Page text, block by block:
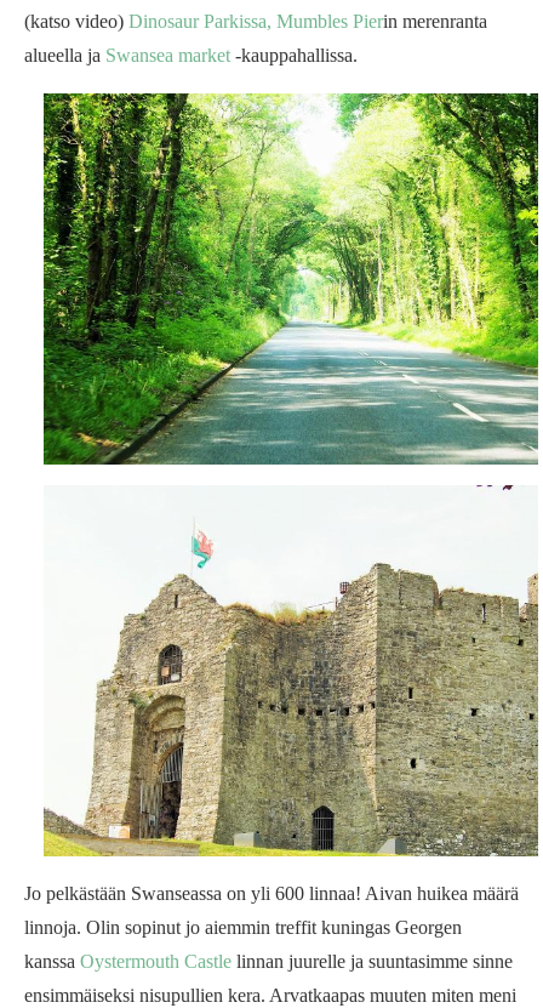
(katso video) Dinosaur Parkissa, Mumbles Pierin merenranta
alueella ja Swansea market -kauppahallissa.
Jo pelkästään Swanseassa on yli 600 linnaa! Aivan huikea määrä
linnoja. Olin sopinut jo aiemmin treffit kuningas Georgen
kanssa Oystermouth Castle linnan juurelle ja suuntasimme sinne
ensimmäiseksi nisupullien kera. Arvatkaapas muuten miten meni